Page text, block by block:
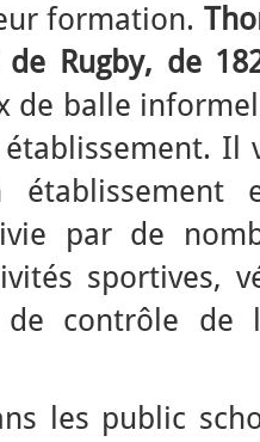
formation.
de
Rugby, de
de balle
établissement.
établissement
par de
sportives,
contrôle de
les public